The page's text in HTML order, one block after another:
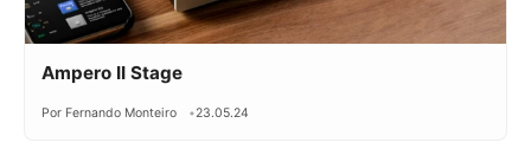
Ampero II Stage
Por Fernando Monteiro 23.05.24